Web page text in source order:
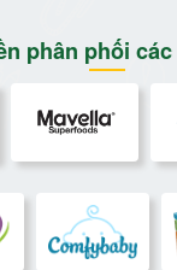
phân phối